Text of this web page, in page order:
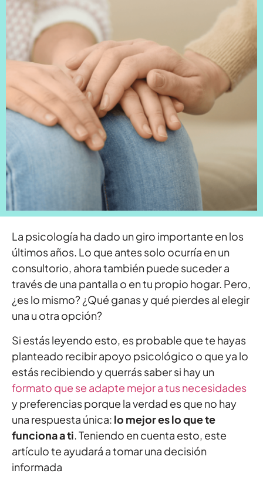
La psicología ha dado un giro importante en los
últimos años. Lo que antes solo ocurría en un
consultorio, ahora también puede suceder a
través de una pantalla o en tu propio hogar. Pero,
¿es lo mismo? ¿Qué ganas y qué pierdes al elegir
una u otra opción?
Si estás leyendo esto, es probable que te hayas
planteado recibir apoyo psicológico o que ya lo
estás recibiendo y querrás saber si hay un
formato que se adapte mejor a tus necesidades
y preferencias porque la verdad es que no hay
una respuesta única: lo mejor es lo que te
funciona a ti . Teniendo en cuenta esto, este
artículo te ayudará a tomar una decisión
informada